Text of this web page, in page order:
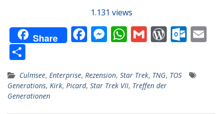
1.131 views
Share F
b
M
e
W
s
G
l
W
Pr
O
o
ei
le
n
Culmsee, Enterprise, Rezension, Star Trek, TNG, TOS
Generations, Kirk, Picard, Star Trek VII, Treffen der
Generationen